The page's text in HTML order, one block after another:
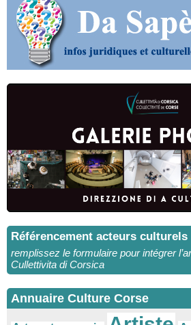
Référencement acteurs culturels
remplissez le formulaire pour intégrer
Cullettivita di Corsica
Annuaire Culture Corse